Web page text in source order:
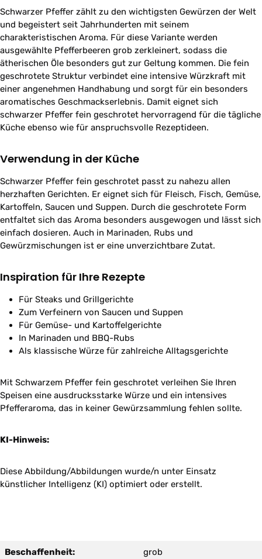
Schwarzer Pfeffer zählt zu den wichtigsten Gewürzen der Welt
und begeistert seit Jahrhunderten mit seinem
charakteristischen Aroma. Für diese Variante werden
ausgewählte Pfefferbeeren grob zerkleinert, sodass die
ätherischen Öle besonders gut zur Geltung kommen. Die fein
geschrotete Struktur verbindet eine intensive Würzkraft mit
einer angenehmen Handhabung und sorgt für ein besonders
aromatisches Geschmackserlebnis. Damit eignet sich
schwarzer Pfeffer fein geschrotet hervorragend für die tägliche
Küche ebenso wie für anspruchsvolle Rezeptideen.
Verwendung in der Küche
Schwarzer Pfeffer fein geschrotet passt zu nahezu allen
herzhaften Gerichten. Er eignet sich für Fleisch, Fisch, Gemüse,
Kartoffeln, Saucen und Suppen. Durch die geschrotete Form
entfaltet sich das Aroma besonders ausgewogen und lässt sich
einfach dosieren. Auch in Marinaden, Rubs und
Gewürzmischungen ist er eine unverzichtbare Zutat.
Inspiration für Ihre Rezepte
Für Steaks und Grillgerichte
Zum Verfeinern von Saucen und Suppen
Für Gemüse- und Kartoffelgerichte
In Marinaden und BBQ-Rubs
Als klassische Würze für zahlreiche Alltagsgerichte
Mit Schwarzem Pfeffer fein geschrotet verleihen Sie Ihren
Speisen eine ausdrucksstarke Würze und ein intensives
Pfefferaroma, das in keiner Gewürzsammlung fehlen sollte.
KI-Hinweis:
Diese Abbildung/Abbildungen wurde/n unter Einsatz
künstlicher Intelligenz (KI) optimiert oder erstellt.
Beschaffenheit: grob